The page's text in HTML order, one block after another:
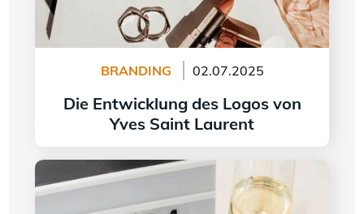
BRANDING 02.07.2025
Die Entwicklung des Logos von
Yves Saint Laurent
Weiter lesen
Logogestaltung im Jahr 2024 - 5 Trends, die es
zu beachten gilt